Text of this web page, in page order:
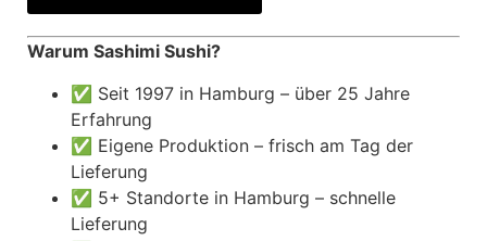
Warum Sashimi Sushi?
✅ Seit 1997 in Hamburg – über 25 Jahre
Erfahrung
✅ Eigene Produktion – frisch am Tag der
Lieferung
✅ 5+ Standorte in Hamburg – schnelle
Lieferung